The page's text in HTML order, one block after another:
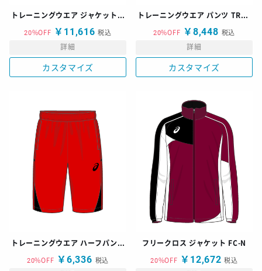
トレーニングウエア ジャケット TR-N
20%OFF ￥11,616 税込
詳細
カスタマイズ
トレーニングウエア パンツ TRB-N
20%OFF ￥8,448 税込
詳細
カスタマイズ
トレーニングウエア ハーフパンツ TRH-N
20%OFF ￥6,336 税込
フリークロス ジャケット FC-N
20%OFF ￥12,672 税込